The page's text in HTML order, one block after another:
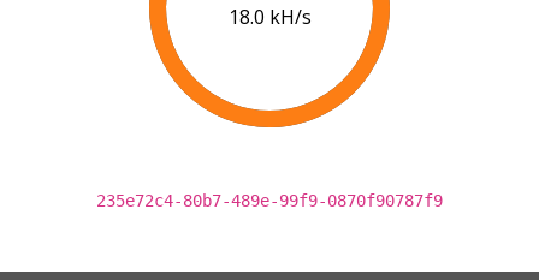
18.1 kH/s
235e72c4-80b7-489e-99f9-0870f90787f9